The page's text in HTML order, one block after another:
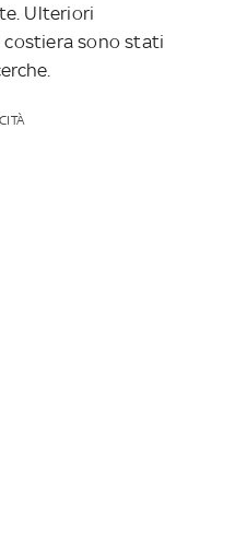
Ulteriori
costiera sono stati